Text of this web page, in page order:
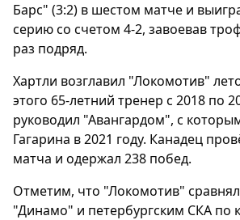
Барс" (3:2) в шестом матче и
серию со счетом 4-2, завоевав
раз подряд.
Хартли возглавил "Локомотив"
этого 65-летний тренер с 2018 по
руководил "Авангардом", с
Гагарина в 2021 году. Канадец
матча и одержал 238 побед.
Отметим, что "Локомотив"
"Динамо" и петербургским СКА по